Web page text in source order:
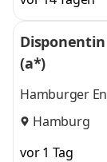
(a*)
Hamburger
Hamburg
vor 1 Tag